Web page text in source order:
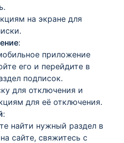
на экране для
:
приложение
его и перейдите в
подписок.
для отключения и
для её отключения.
:
найти нужный раздел в
сайте, свяжитесь с